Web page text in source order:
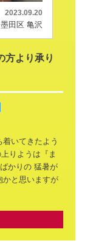
2023.09.20
墨田区 亀沢
方より承り
いてきたよう
りようは『ま
かりの猛暑が
かと思いますが